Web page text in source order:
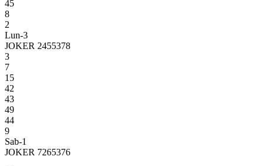
45
8
2
Lun-3
JOKER 2455378
3
7
15
42
43
49
44
9
Sab-1
JOKER 7265376